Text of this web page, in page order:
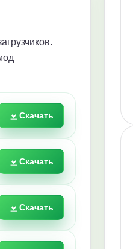
Скачать
Скачать
Скачать